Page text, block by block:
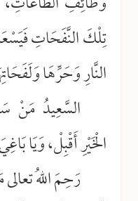
تِلْكَ النَّفَحَاتِ
النَّارِ وَحَرِّهَا
السَّعِيدُ مَنْ
الْخَيْرِ أَقْبِلْ، وَيَا
رَحِمَ اللهُ